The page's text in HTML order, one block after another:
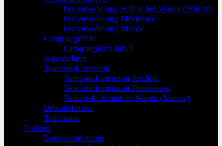
Ferienwohnung Vielist bei Waren (Müritz)
Ferienwohnung Müritzsee
Ferienwohnung Mirow
Campingplätze
Campingplatz Jabel
Bootsurlaub
Touristinformation
Touristinformation Rechlin
Touristinformation Fleesensee
Tourist-Information Waren (Müritz)
Urlaubsführer
Tourismus
Freizeit
Bootsvermietung